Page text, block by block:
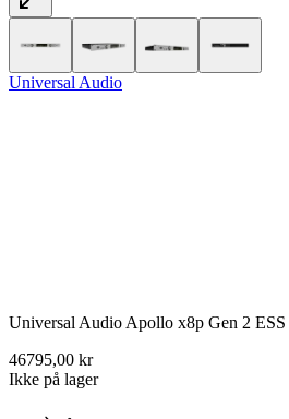
Universal Audio
Universal Audio Apollo x8p Gen 2
46795,00 kr
Ikke på lager